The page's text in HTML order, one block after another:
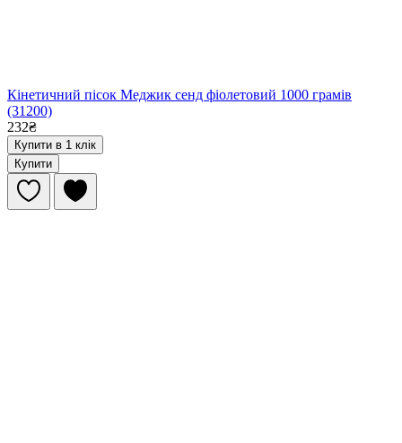
Кінетичний пісок Меджик сенд фіолетовий 1000 грамів
(31200)
232₴
Купити в 1 клік
Купити